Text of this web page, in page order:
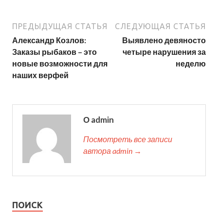
ПРЕДЫДУЩАЯ СТАТЬЯ
Александр Козлов:
Заказы рыбаков – это
новые возможности для
наших верфей
СЛЕДУЮЩАЯ СТАТЬЯ
Выявлено девяносто
четыре нарушения за
неделю
О admin
Посмотреть все записи
автора admin →
ПОИСК